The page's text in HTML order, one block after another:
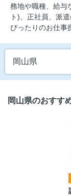
務地や職種、給与
ト)、正社員、派
ぴったりのお仕事
岡山県
岡山県のおすす